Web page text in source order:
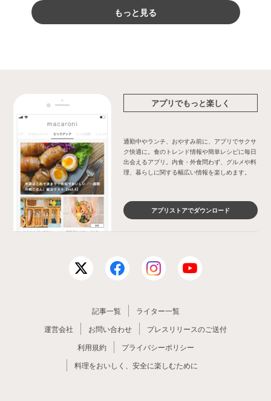
もっと見る
アプリでもっと楽しく
通勤中やランチ、おやすみ前に、アプリでサクサ
ク快適に。食のトレンド情報や簡単レシピに毎日
出会えるアプリ。内食・外食問わず、グルメや料
理、暮らしに関する幅広い情報を楽しめます。
アプリストアでダウンロード
記事一覧
ライター一覧
運営会社
お問い合わせ
プレスリリースのご送付
利用規約
プライバシーポリシー
料理をおいしく、安全に楽しむために